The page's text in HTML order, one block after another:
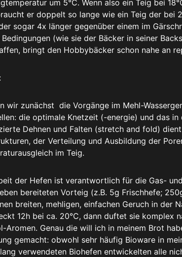
um 5°C. Wenn also ein Teig bei
er doppelt so lange wie ein Teig der bei
sogar 4x länger gegenüber einem im
(wie sie der Bäcker in seiner
bringt den Hobbybäcker schon nahe an
wir zunächst die Vorgänge im Mehl-
die optimale Knetzeit (-energie) und das
Dehnen und Falten (stretch and fold)
der Verteilung und Ausbildung der
im Teig.
der Hefen ist verantwortlich für die Gas-
bereiteten Vorteig (z.B. 5g Frischhefe;
breiten, mehligen, einfachen Geruch in der
12h bei ca. 20°C, dann duftet sie komplex
Aromen. Genau die will ich in meinem Brot
gemacht: obwohl sehr häufig Bioware in
verwendeten Biohefen entwickelten alle